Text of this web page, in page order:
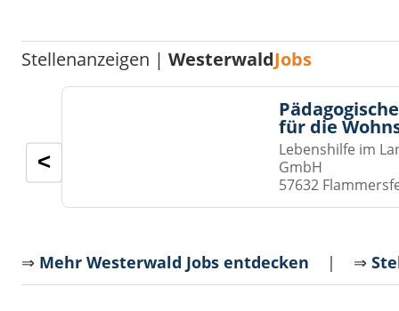
Stellenanzeigen |WesterwaldJobs
für die
Lebenshilfe im
GmbH
57632
<
⇒ Mehr Westerwald Jobs entdecken | ⇒